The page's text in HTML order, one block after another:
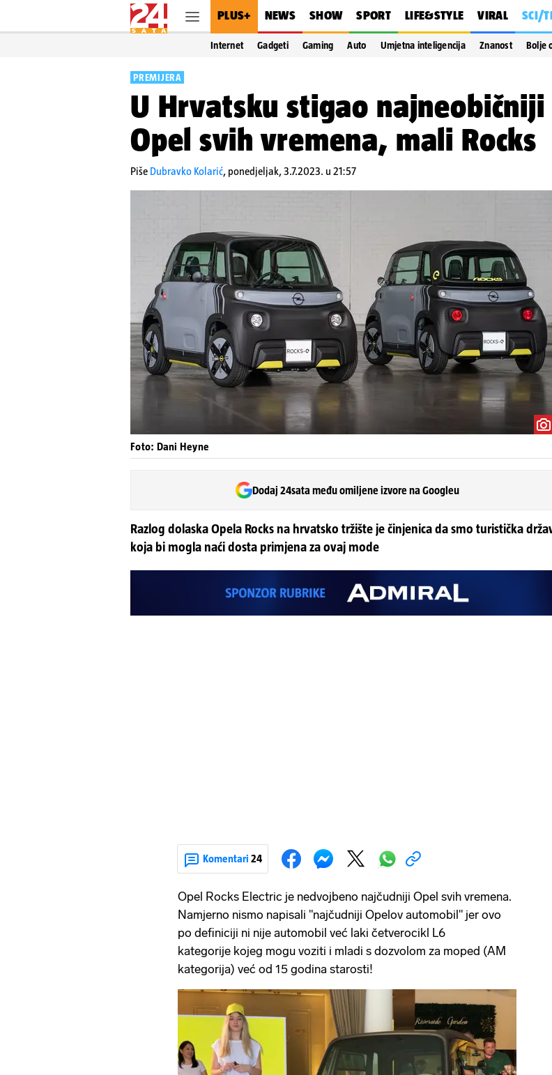
PLUS+ NEWS SHOW SPORT LIFE&STYLE VIRAL SCI/
Internet Gadgeti Gaming Auto Umjetna inteligencija Znanost Bolje
PREMIJERA
U Hrvatsku stigao najneobičniji
Opel svih vremena, mali Rocks
Piše Dubravko Kolarić, ponedjeljak, 3.7.2023. u 21:57
Foto: Dani Heyne
Dodaj 24sata među omiljene izvore na Googleu
Razlog dolaska Opela Rocks na hrvatsko tržište je činjenica da smo turistička
koja bi mogla naći dosta primjena za ovaj mode
Komentari 24
Opel Rocks Electric je nedvojbeno najčudniji Opel svih vremena.
Namjerno nismo napisali "najčudniji Opelov automobil" jer ovo
po definiciji ni nije automobil već laki četverocikl L6
kategorije kojeg mogu voziti i mladi s dozvolom za moped (AM
kategorija) već od 15 godina starosti!